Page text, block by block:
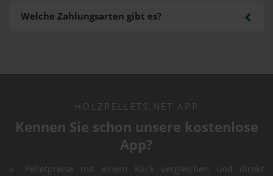
Welche Zahlungsarten gibt es?
HOLZPELLETS.NET APP
Kennen Sie schon unsere kostenlose
App?
Pelletpreise mit einem Klick vergleichen und direkt